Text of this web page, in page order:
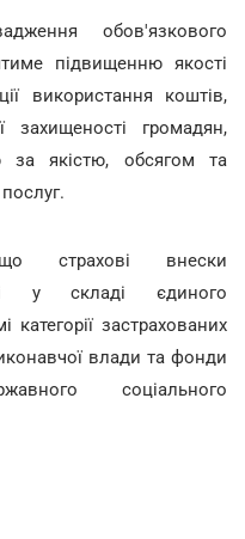
обов'язкового
підвищенню якості
використання коштів,
захищеності громадян,
за якістю, обсягом та
страхові внески
у складі єдиного
категорії застрахованих
влади та фонди
соціального